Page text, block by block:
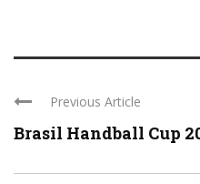
Previous Article
Brasil Handball Cup